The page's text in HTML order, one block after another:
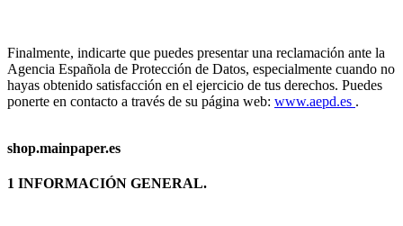
Finalmente, indicarte que puedes presentar una reclamación ante la
Agencia Española de Protección de Datos, especialmente cuando no
hayas obtenido satisfacción en el ejercicio de tus derechos. Puedes
ponerte en contacto a través de su página web: www.aepd.es .
shop.mainpaper.es
1 INFORMACIÓN GENERAL.